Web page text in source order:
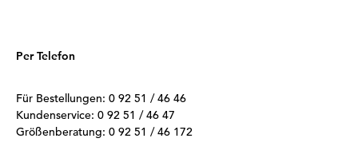
Per Telefon
Für Bestellungen: 0 92 51 / 46 46
Kundenservice: 0 92 51 / 46 47
Größenberatung: 0 92 51 / 46 172